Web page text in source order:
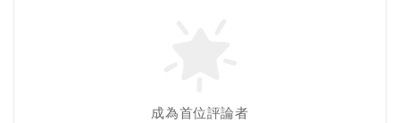
成為首位評論者